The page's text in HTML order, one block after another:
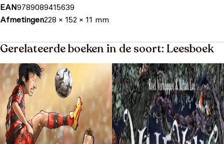
EAN9789089415639
Afmetingen228 × 152 × 11 mm
Gerelateerde boeken in de soort: Leesboek